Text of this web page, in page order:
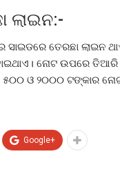
ଲାଇନ:-
ତେରଛା ଲାଇନ
ନୋଟ ଉପରେ
୫୦୦ ଓ ୨୦୦୦ ଟଙ୍କାର
Google+